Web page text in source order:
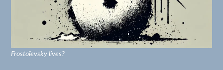
Frostoïevsky lives?